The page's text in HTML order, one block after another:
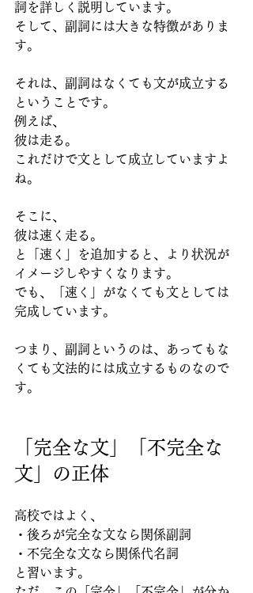
詞を詳しく説明しています。
そして、副詞には大きな特徴がありま
す。
それは、副詞はなくても文が成立する
ということです。
例えば、
彼は走る。
これだけで文として成立していますよ
ね。
そこに、
彼は速く走る。
と「速く」を追加すると、より状況が
イメージしやすくなります。
でも、「速く」がなくても文としては
完成しています。
つまり、副詞というのは、あってもな
くても文法的には成立するものなので
す。
「完全な文」「不完全な
文」の正体
高校ではよく、
・後ろが完全な文なら関係副詞
・不完全な文なら関係代名詞
と習います。